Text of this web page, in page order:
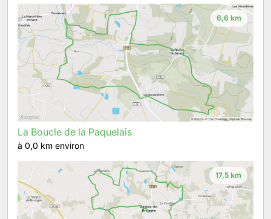
6,6 km
La Boucle de la Paquelais
à 0,0 km environ
17,5 km